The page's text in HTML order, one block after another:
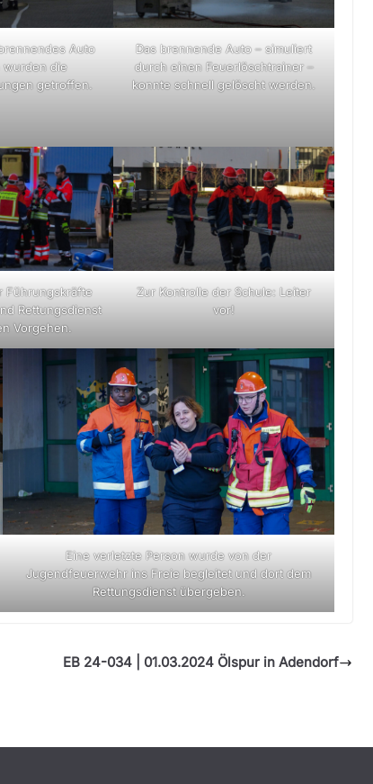
Auto
wurden die
getroffen.
Das brennende Auto – simuliert
durch einen Feuerlöschtrainer –
konnte schnell gelöscht werden.
Führungskräfte
Rettungsdienst
Vorgehen.
Zur Kontrolle der Schule: Leiter
vor!
Eine verletzte Person wurde von der
Jugendfeuerwehr ins Freie begleitet und dort dem
Rettungsdienst übergeben.
EB 24-034 | 01.03.2024 Ölspur in Adendorf